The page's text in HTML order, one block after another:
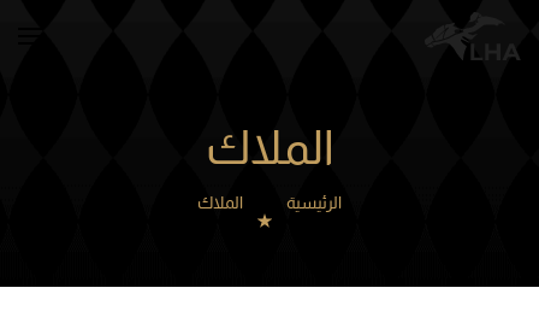
الملاك
الرئيسية الملاك